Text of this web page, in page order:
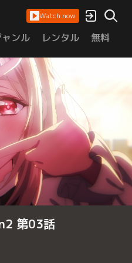
Watch now
ャンル レンタル 無料
第03話